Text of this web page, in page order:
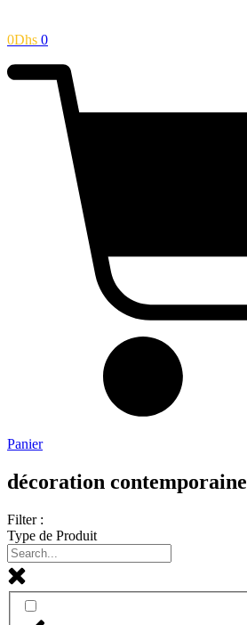
0Dhs 0
Panier
décoration contemporaine
Filter :
Type de Produit